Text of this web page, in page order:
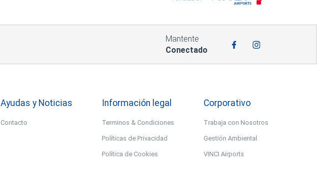
Mantente
Conectado
Ayudas y Noticias
Contacto
Información legal
Terminos & Condiciones
Políticas de Privacidad
Política de Cookies
Corporativo
Trabaja con Nosotros
Gestión Ambiental
VINCI Airports